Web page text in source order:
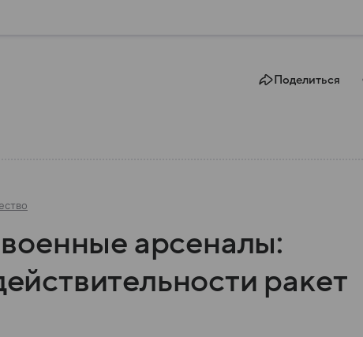
Поделиться
арсеналы:
ракет